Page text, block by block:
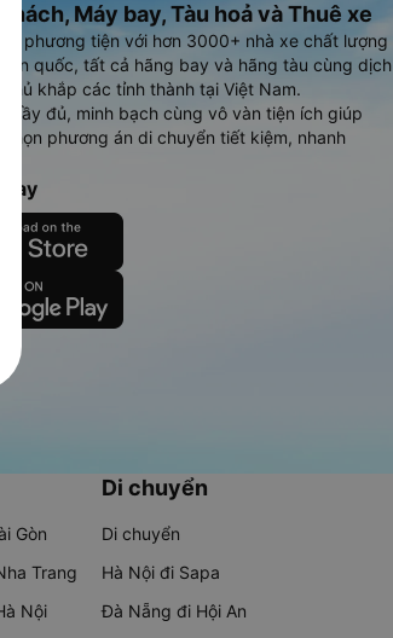
Máy bay, Tàu hoả và Thuê xe
phương tiện với hơn 3000+ nhà xe chất lượng
quốc, tất cả hãng bay và hãng tàu cùng dịch
khắp các tỉnh thành tại Việt Nam.
đầy đủ, minh bạch cùng vô vàn tiện ích giúp
chọn phương án di chuyển tiết kiệm, nhanh
Gòn
Trang
Nội
Di chuyển
Di chuyển
Hà Nội đi Sapa
Đà Nẵng đi Hội An